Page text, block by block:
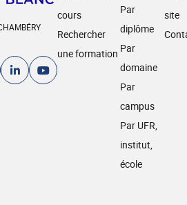
cours
Rechercher
une formation
Par
diplôme
Par
domaine
Par
campus
Par UFR,
institut,
école
site